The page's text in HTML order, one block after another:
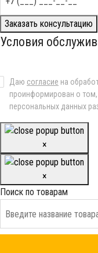
Заказать консультацию
Условия
Даю согласие на
проинформирован о
персональных данных
×
×
Поиск по товарам